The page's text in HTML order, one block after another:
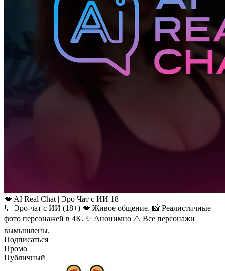
💋 AI Real Chat | Эро Чат с ИИ 18+
💬 Эро-чат с ИИ (18+) 💋 Живое общение. 📸 Реалистичные
фото персонажей в 4К. ✨ Анонимно ⚠️ Все персонажи
вымышлены.
Подписаться
Промо
Публичный